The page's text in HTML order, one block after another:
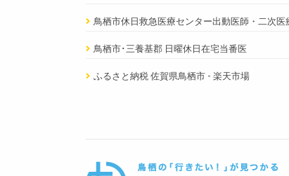
鳥栖市休日救急医療センター出動医師・二次医
鳥栖市･三養基郡 日曜休日在宅当番医
ふるさと納税 佐賀県鳥栖市 - 楽天市場